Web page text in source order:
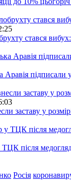
стався
Аравія
заставу у
після
Росія